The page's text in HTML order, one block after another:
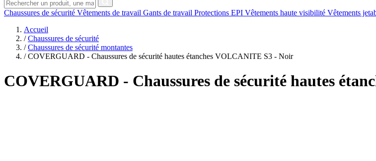
Chaussures de sécurité Vêtements de travail Gants de travail Protections EPI Vêtements haute visibilité Vêtements
Accueil
/ Chaussures de sécurité
/ Chaussures de sécurité montantes
/ COVERGUARD - Chaussures de sécurité hautes étanches VOLCANITE S3 - Noir
COVERGUARD - Chaussures de sécurité hautes